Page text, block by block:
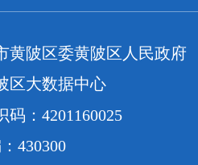
黄陂区委黄陂区人民政府
区大数据中心
码：4201160025
430300